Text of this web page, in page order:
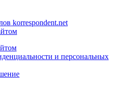
korrespondent.net
и персональных